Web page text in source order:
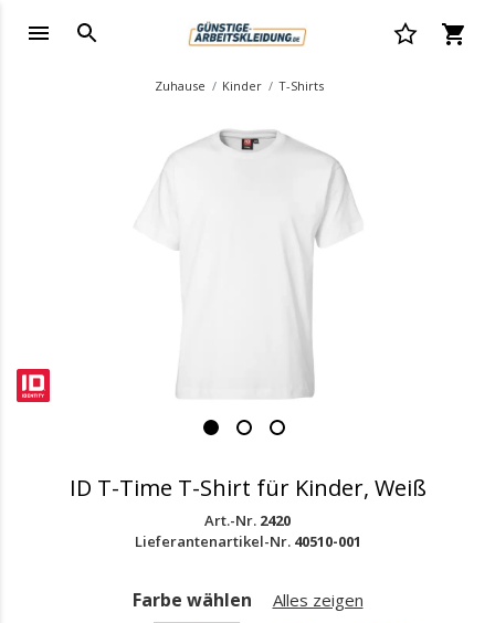
Zuhause Kinder T-Shirts
ID T-Time T-Shirt für Kinder, Weiß
Art.-Nr. 2420
Lieferantenartikel-Nr. 40510-001
Farbe wählen Alles zeigen